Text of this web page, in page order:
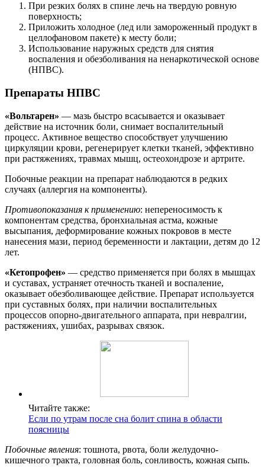
При резких болях в спине лечь на твердую ровную
поверхность;
Приложить холодное (лед или замороженный продукт в
целлофановом пакете) к месту боли;
Использование наружных средств для снятия
воспаления и обезболивания на ненаркотической основе
(НПВС).
Препараты НПВС
«Вольтарен» — мазь быстро всасывается и оказывает
действие на источник боли, снимает воспалительный
процесс. Активное вещество способствует улучшению
циркуляции крови, регенерирует клетки тканей, эффективно
при растяжениях, травмах мышц, остеохондрозе и артрите.
Побочные реакции на препарат наблюдаются в редких
случаях (аллергия на компоненты).
Противопоказания к применению: непереносимость к
компонентам средства, бронхиальная астма, кожные
высыпания, деформирование кожных покровов в месте
нанесения мази, период беременности и лактации, детям до 12
лет.
«Кетопрофен» — средство применяется при болях в мышцах
и суставах, устраняет отечность тканей и воспаление,
оказывает обезболивающее действие. Препарат используется
при суставных болях, при наличии воспалительных
процессов опорно-двигательного аппарата, при невралгии,
растяжениях, ушибах, разрывах связок.
Читайте также:
Если по утрам после сна болит спина в области
поясницы
Побочные явления: тошнота, рвота, боли желудочно-
кишечного тракта, головная боль, сонливость, кожная сыпь.